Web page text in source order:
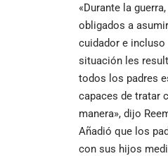
«Durante la
obligados a
cuidador e
situación les
todos los padres
capaces de tratar
manera», dijo
Añadió que los
con sus hijos